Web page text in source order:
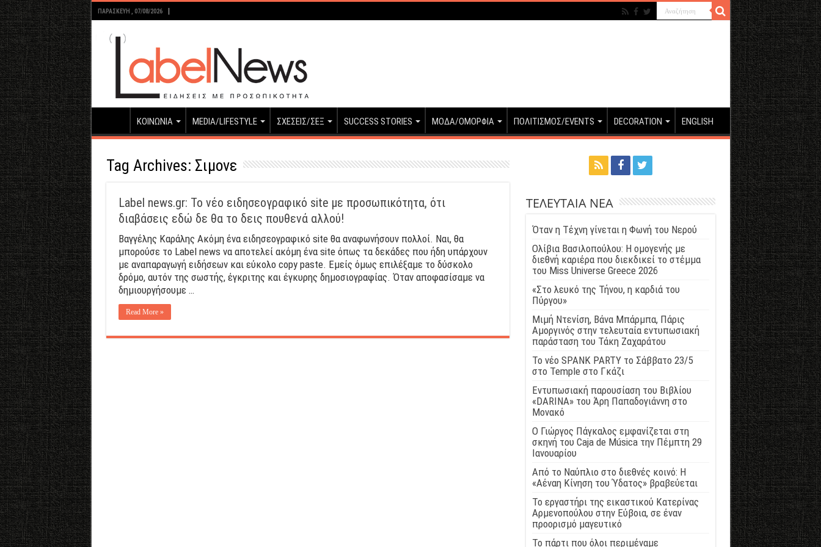
ΠΑΡΑΣΚΕΥΉ , 07/08/2026
ΚΟΙΝΩΝΙΑ MEDIA/LIFESTYLE ΣΧΕΣΕΙΣ/ΣΕΞ SUCCESS STORIES ΜΟΔΑ/ΟΜΟΡΦΙΑ ΠΟΛΙΤΙΣΜΟΣ/EVENTS DECORATION ENGLISH
Tag Archives: Σιμονε
Label news.gr: Το νέο ειδησεογραφικό site με προσωπικότητα, ότι
διαβάσεις εδώ δε θα το δεις πουθενά αλλού!
Βαγγέλης Καράλης Ακόμη ένα ειδησεογραφικό site θα αναφωνήσουν πολλοί. Ναι, θα
μπορούσε το Label news να αποτελεί ακόμη ένα site όπως τα δεκάδες που ήδη υπάρχουν
με αναπαραγωγή ειδήσεων και εύκολο copy paste. Εμείς όμως επιλέξαμε το δύσκολο
δρόμο, αυτόν της σωστής, έγκριτης και έγκυρης δημοσιογραφίας. Όταν αποφασίσαμε να
δημιουργήσουμε …
Read More »
ΤΕΛΕΥΤΑΙΑ ΝΕΑ
Όταν η Τέχνη γίνεται η Φωνή του Νερού
Ολίβια Βασιλοπούλου: Η ομογενής με
διεθνή καριέρα που διεκδικεί το στέμμα
του Miss Universe Greece 2026
«Στο λευκό της Τήνου, η καρδιά του
Πύργου»
Μιμή Ντενίση, Βάνα Μπάρμπα, Πάρις
Αμοργινός στην τελευταία εντυπωσιακή
παράσταση του Τάκη Ζαχαράτου
Το νέο SPANK PARTY το Σάββατο 23/5
στο Temple στο Γκάζι
Εντυπωσιακή παρουσίαση του Βιβλίου
«DARINA» του Άρη Παπαδογιάννη στο
Μονακό
Ο Γιώργος Πάγκαλος εμφανίζεται στη
σκηνή του Caja de Música την Πέμπτη 29
Ιανουαρίου
Από το Ναύπλιο στο διεθνές κοινό: Η
«Αέναη Κίνηση του Ύδατος» βραβεύεται
Το εργαστήρι της εικαστικού Κατερίνας
Αρμενοπούλου στην Εύβοια, σε έναν
προορισμό μαγευτικό
Το πάρτι που όλοι περιμέναμε